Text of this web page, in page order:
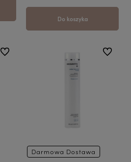
Do koszyka
do ulubionych
Darmowa Dostawa
do